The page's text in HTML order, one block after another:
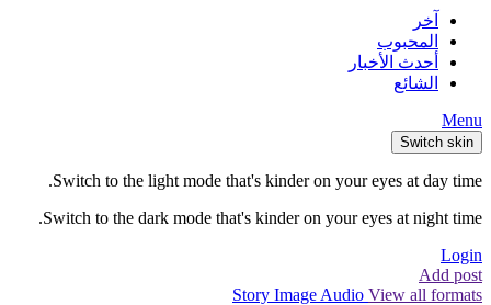
آخر
المحبوب
أحدث الأخبار
الشائع
Menu
Switch skin
Switch to the light mode that's kinder on your eyes at day time.
Switch to the dark mode that's kinder on your eyes at night time.
Login
Add post
Story Image Audio View all formats